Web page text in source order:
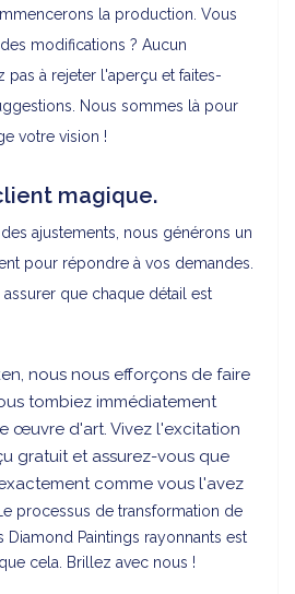
la production. Vous
modifications ? Aucun
pas à rejeter l'aperçu et faites-
Nous sommes là pour
votre vision !
magique.
ajustements, nous générons un
pour répondre à vos demandes.
que chaque détail est
nous nous efforçons de faire
tombiez immédiatement
œuvre d'art. Vivez l'excitation
gratuit et assurez-vous que
comme vous l'avez
processus de transformation de
Diamond Paintings rayonnants est
cela. Brillez avec nous !